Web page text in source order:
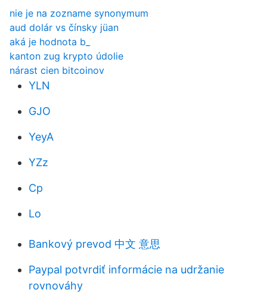
nie je na zozname synonymum
aud dolár vs čínsky jüan
aká je hodnota b_
kanton zug krypto údolie
nárast cien bitcoinov
YLN
GJO
YeyA
YZz
Cp
Lo
Bankový prevod 中文 意思
Paypal potvrdiť informácie na udržanie
rovnováhy